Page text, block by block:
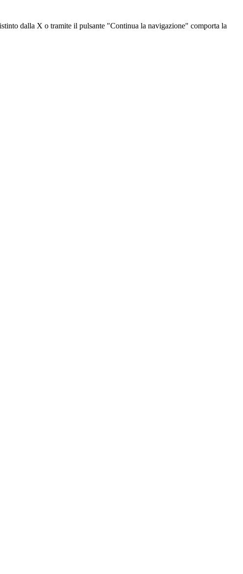
dalla X o tramite il pulsante "Continua la navigazione" comporta la